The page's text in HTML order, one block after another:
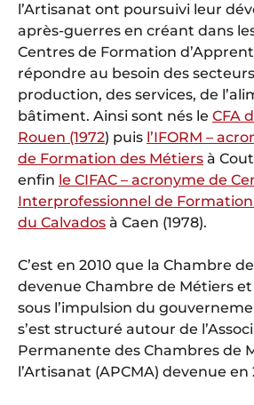
l’Artisanat ont poursuivi leur
après-guerres en créant dans
Centres de Formation
répondre au besoin des
production, des services, de
bâtiment. Ainsi sont nés le CFA
Rouen (1972) puis l’IFORM –
de Formation des Métiers à
enfin le CIFAC – acronyme de
Interprofessionnel de
du Calvados à Caen (1978).
C’est en 2010 que la Chambre
devenue Chambre de Métiers et
sous l’impulsion du
s’est structuré autour de
Permanente des Chambres de
l’Artisanat (APCMA) devenue en